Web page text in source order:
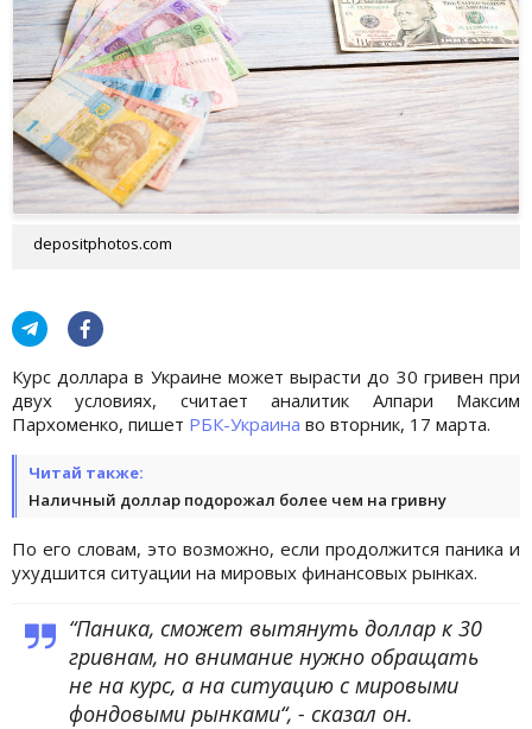
depositphotos.com
Курс доллара в Украине может вырасти до 30 гривен при
двух условиях, считает аналитик Алпари Максим
Пархоменко, пишет РБК-Украина во вторник, 17 марта.
Читай также:
Наличный доллар подорожал более чем на гривну
По его словам, это возможно, если продолжится паника и
ухудшится ситуации на мировых финансовых рынках.
“Паника, сможет вытянуть доллар к 30
гривнам, но внимание нужно обращать
не на курс, а на ситуацию с мировыми
фондовыми рынками“, - сказал он.